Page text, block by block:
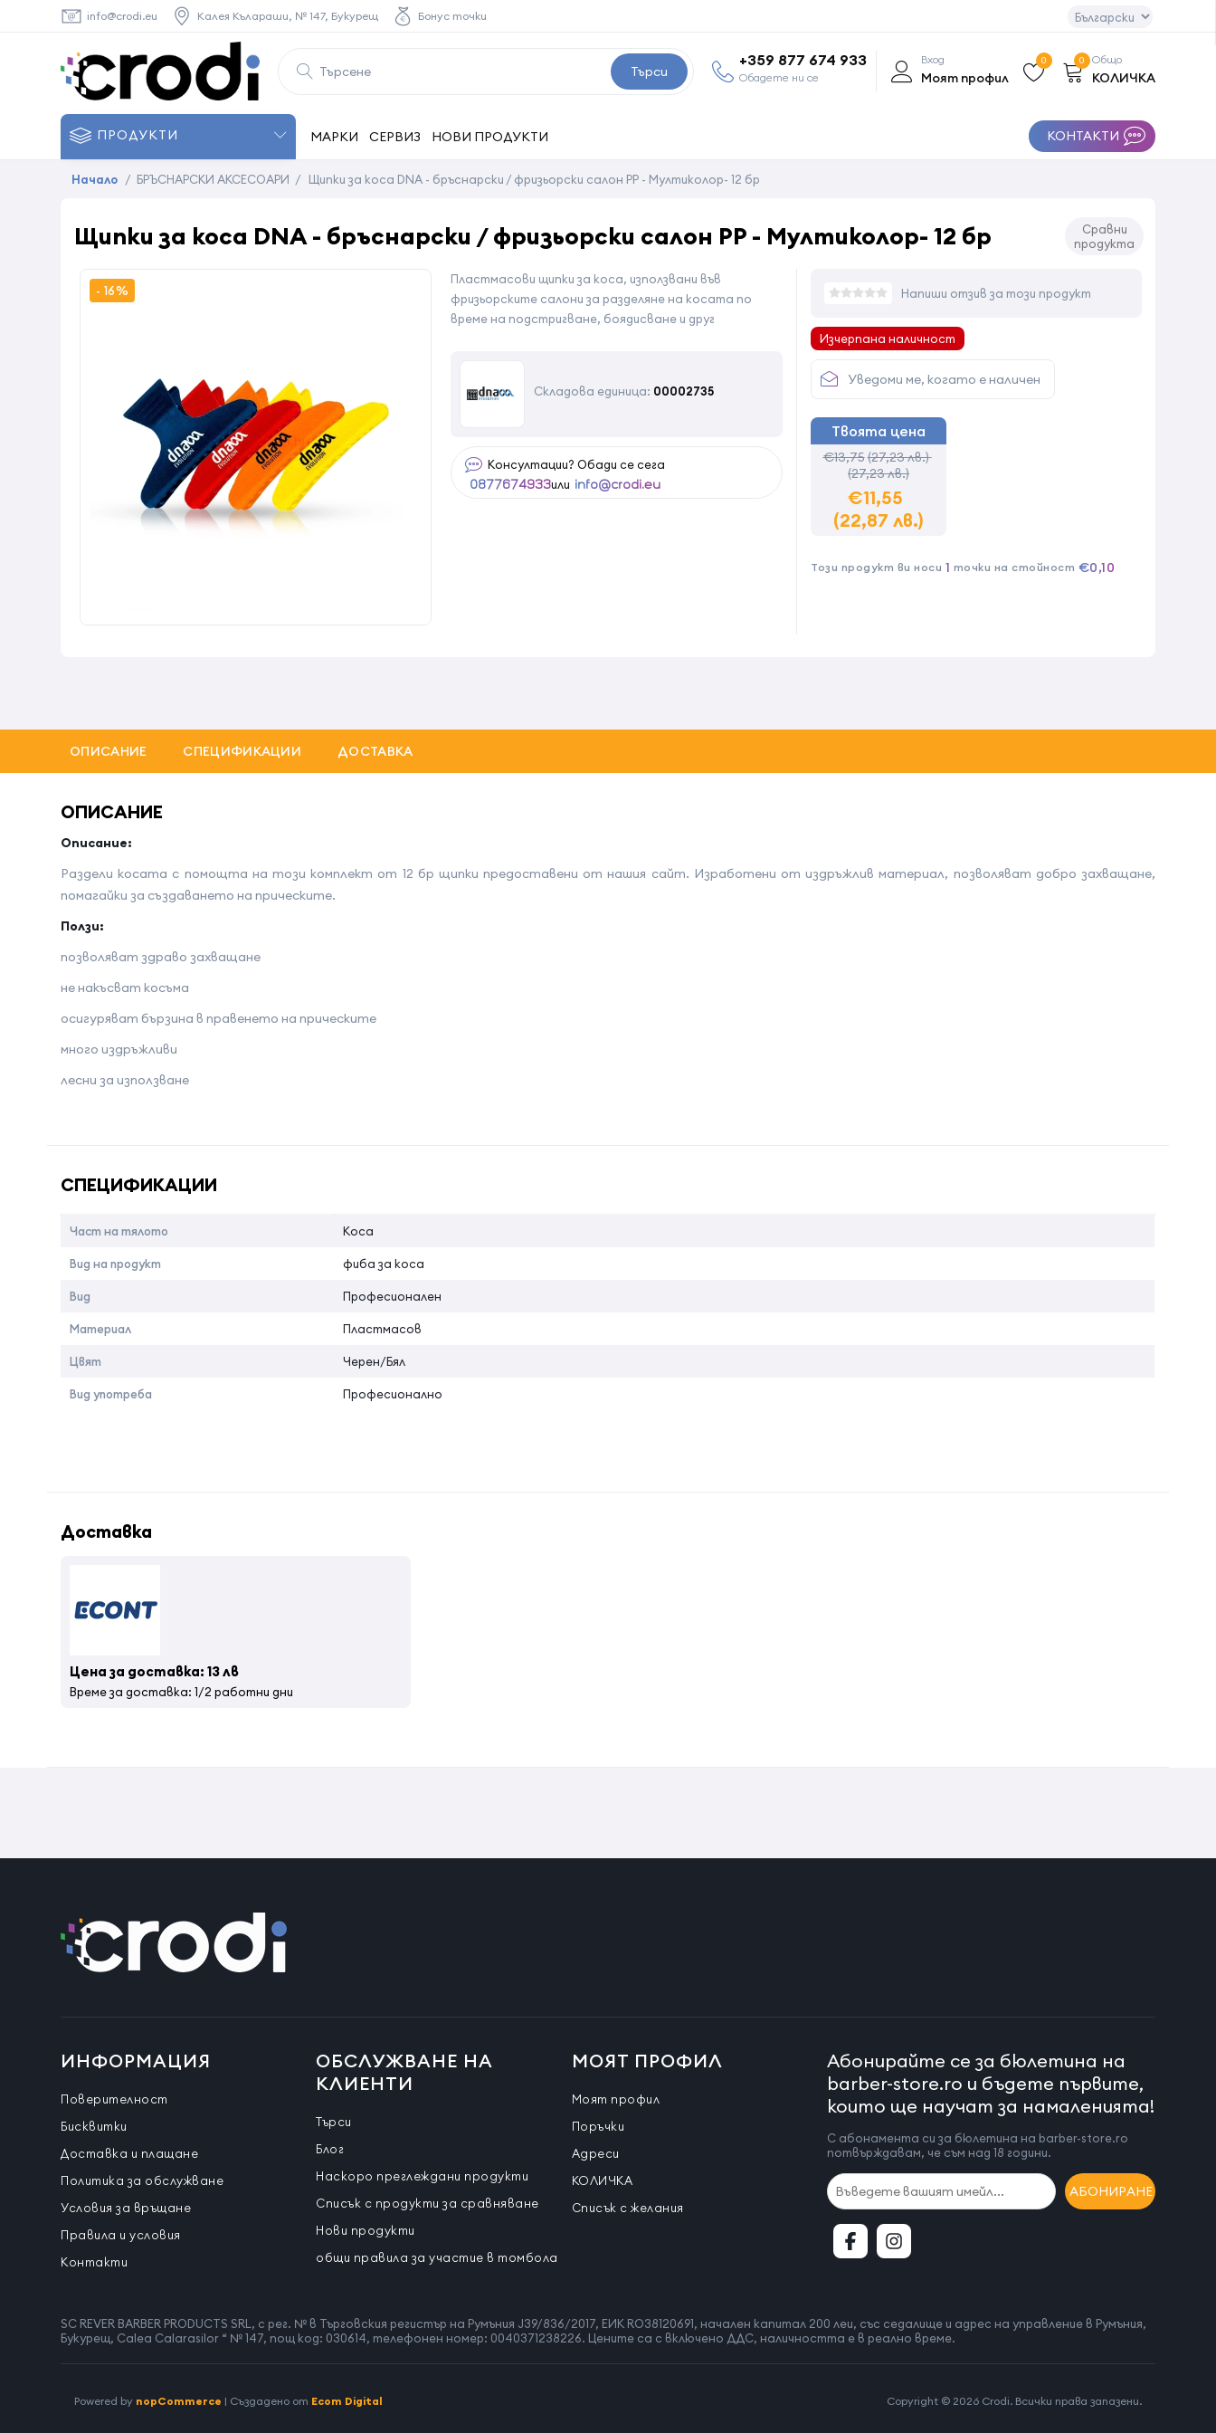
info@crodi.eu Калея Кълараши, № 147, Букурещ Бонус точки
Търси
+359 877 674 933
Обадете ни се
Вход
Моят профил
0 Общо
КОЛИЧКА
0
ПРОДУКТИ МАРКИ СЕРВИЗ НОВИ ПРОДУКТИ КОНТАКТИ
Начало / БРЪСНАРСКИ АКСЕСОАРИ / Щипки за коса DNA - бръснарски / фризьорски салон PP - Мултиколор- 12 бр
Щипки за коса DNA - бръснарски / фризьорски салон PP - Мултиколор- 12 бр
Сравни
продукта
- 16%
Пластмасови щипки за коса, използвани във
фризьорските салони за разделяне на косата по
време на подстригване, боядисване и друг
Складова единица: 00002735
Консултации? Обади се сега
0877674933или info@crodi.eu
Напиши отзив за този продукт
Изчерпана наличност
Уведоми ме, когато е наличен
Твоята цена
€13,75(27,23 лв.)
(27,23 лв.)
€11,55
(22,87 лв.)
Този продукт ви носи 1 точки на стойност €0,10
ОПИСАНИЕ СПЕЦИФИКАЦИИ ДОСТАВКА
ОПИСАНИЕ
Описание:
Раздели косата с помощта на този комплект от 12 бр щипки предоставени от нашия сайт. Изработени от издръжлив материал, позволяват добро захващане,
помагайки за създаването на прическите.
Ползи:
позволяват здраво захващане
не накъсват косъма
осигуряват бързина в правенето на прическите
много издръжливи
лесни за използване
СПЕЦИФИКАЦИИ
Част на тялото Коса
Вид на продукт фиба за коса
Вид Професионален
Материал Пластмасов
Цвят Черен/Бял
Вид употреба Професионално
Доставка
Цена за доставка: 13 лв
Време за доставка: 1/2 работни дни
ИНФОРМАЦИЯ
Поверителност
Бисквитки
Доставка и плащане
Политика за обслужване
Условия за връщане
Правила и условия
Контакти
ОБСЛУЖВАНЕ НА
КЛИЕНТИ
Търси
Блог
Наскоро преглеждани продукти
Списък с продукти за сравняване
Нови продукти
общи правила за участие в томбола
МОЯТ ПРОФИЛ
Моят профил
Поръчки
Адреси
КОЛИЧКА
Списък с желания
Абонирайте се за бюлетина на
barber-store.ro и бъдете първите,
които ще научат за намаленията!
С абонамента си за бюлетина на barber-store.ro
потвърждавам, че съм над 18 години.
АБОНИРАНЕ
SC REVER BARBER PRODUCTS SRL, с рег. № в Търговския регистър на Румъния J39/836/2017, ЕИК RO38120691, начален капитал 200 леи, със седалище и адрес на управление в Румъния,
Букурещ, Calea Calarasilor “ № 147, пощ код: 030614, телефонен номер: 0040371238226. Цените са с включено ДДС, наличността е в реално време.
Copyright © 2026 Crodi. Всички права запазени.
Powered by nopCommerce | Създадено от Ecom Digital